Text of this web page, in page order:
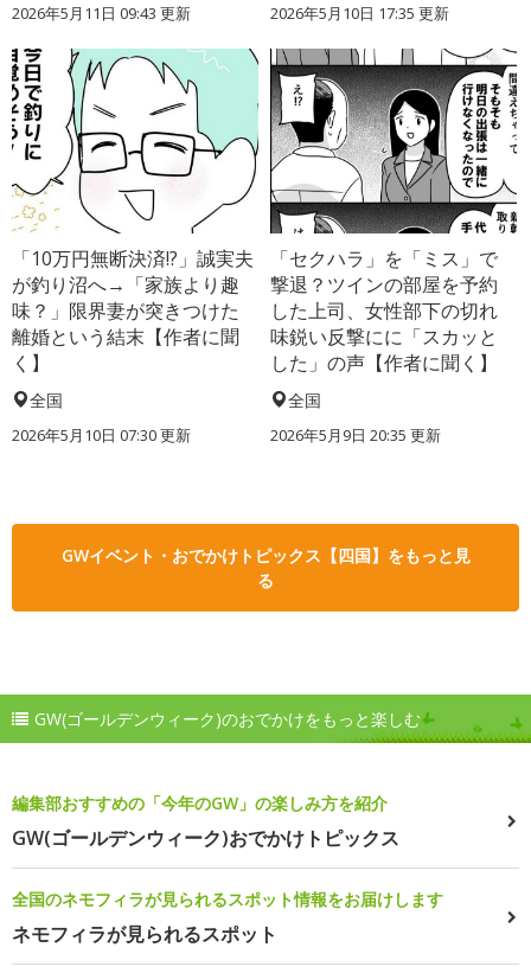
2026年5月11日 09:43 更新 2026年5月10日 17:35 更新
「10万円無断決済!?」誠実夫
が釣り沼へ→「家族より趣
味？」限界妻が突きつけた
離婚という結末【作者に聞
く】
全国
2026年5月10日 07:30 更新
「セクハラ」を「ミス」で
撃退？ツインの部屋を予約
した上司、女性部下の切れ
味鋭い反撃にに「スカッと
した」の声【作者に聞く】
全国
2026年5月9日 20:35 更新
GWイベント・おでかけトピックス【四国】をもっと見
る
GW(ゴールデンウィーク)のおでかけをもっと楽しむ
編集部おすすめの「今年のGW」の楽しみ方を紹介
GW(ゴールデンウィーク)おでかけトピックス
全国のネモフィラが見られるスポット情報をお届けします
ネモフィラが見られるスポット